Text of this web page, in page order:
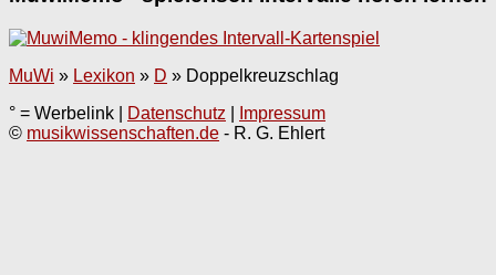
MuWi » Lexikon » D » Doppelkreuzschlag
° = Werbelink |
Datenschutz
Impressum
© musikwissenschaften.de - R. G. Ehlert